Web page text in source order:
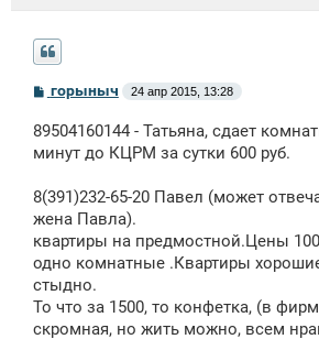
С
о
б
щ
и
е
горыныч 24 апр 2015, 13:28
89504160144 - Татьяна, сдает
минут до КЦРМ за сутки 600 руб.
8(391)232-65-20 Павел (может
жена Павла).
квартиры на предмостной.Цены
одно комнатные .Квартиры
стыдно.
То что за 1500, то конфетка, (в
скромная, но жить можно, всем